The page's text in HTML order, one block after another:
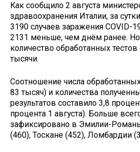
Как сообщило 2 августа
здравоохранения Италии, за
3190 случаев заражения COVID-
2131 меньше, чем днём ранее.
количество обработанных
тысячи.
Соотношение числа
83 тысяч) и количества
результатов составило 3,8
процента 1 августа). Больше
зафиксировано в Эмилии-
(460), Тоскане (452), Ломбардии